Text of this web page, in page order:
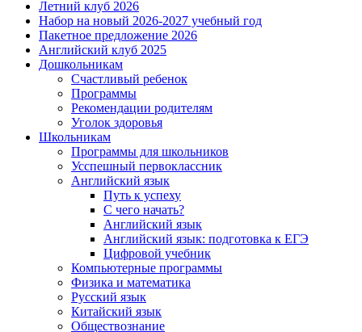
Летний клуб 2026
Набор на новый 2026-2027 учебный год
Пакетное предложение 2026
Английский клуб 2025
Дошкольникам
Счастливый ребенок
Программы
Рекомендации родителям
Уголок здоровья
Школьникам
Программы для школьников
Усспешный первоклассник
Английский язык
Путь к успеху
С чего начать?
Английский язык
Английский язык: подготовка к ЕГЭ
Цифровой учебник
Компьютерные программы
Физика и математика
Русский язык
Китайский язык
Обществознание